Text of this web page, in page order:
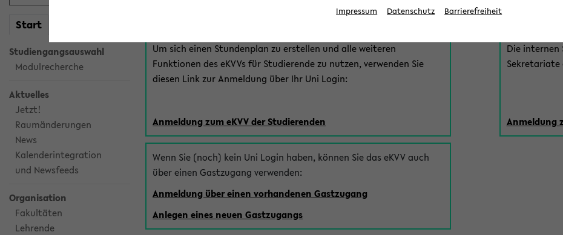
Start
Studiengangsauswahl
Modulrecherche
Aktuelles
Jetzt!
Raumänderungen
News
Kalenderintegration
und Newsfeeds
Organisation
Fakultäten
Lehrende
Um sich einen Stundenplan zu erstellen und alle weiteren
Funktionen des eKVVs für Studierende zu nutzen, verwenden Sie
diesen Link zur Anmeldung über Ihr Uni Login:
Anmeldung zum eKVV der Studierenden
Wenn Sie (noch) kein Uni Login haben, können Sie das eKVV auch
über einen Gastzugang verwenden:
Anmeldung über einen vorhandenen Gastzugang
Anlegen eines neuen Gastzugangs
eKVV
Die internen
Sekretariate
Anmeldung
Impressum Datenschutz Barrierefreiheit